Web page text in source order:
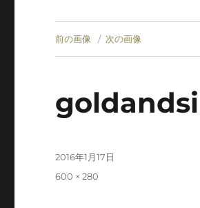
前の画像 次の画像
投
2016年1月17日
フ
600 × 280